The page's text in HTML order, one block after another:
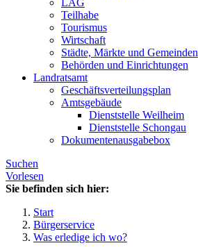
LAG
Teilhabe
Tourismus
Wirtschaft
Städte, Märkte und Gemeinden
Behörden und Einrichtungen
Landratsamt
Geschäftsverteilungsplan
Amtsgebäude
Dienststelle Weilheim
Dienststelle Schongau
Dokumentenausgabebox
Suchen
Vorlesen
Sie befinden sich hier:
Start
Bürgerservice
Was erledige ich wo?